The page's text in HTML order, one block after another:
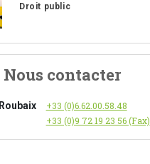
Droit public
Nous contacter
Roubaix
+33 (0)6.62.00.58.48
+33 (0)9 72 19 23 56 (Fax)